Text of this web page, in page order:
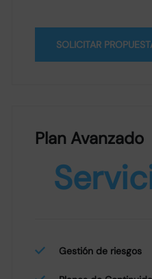
SOLICITAR
Plan Avanzado
Gestión de riesgos